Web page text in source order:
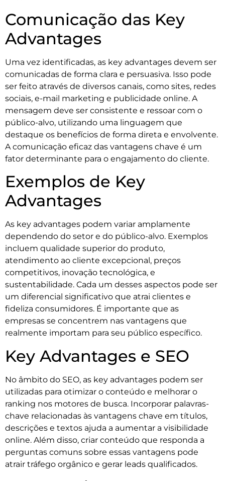
Comunicação das Key
Advantages
Uma vez identificadas, as key advantages devem ser
comunicadas de forma clara e persuasiva. Isso pode
ser feito através de diversos canais, como sites, redes
sociais, e-mail marketing e publicidade online. A
mensagem deve ser consistente e ressoar com o
público-alvo, utilizando uma linguagem que
destaque os benefícios de forma direta e envolvente.
A comunicação eficaz das vantagens chave é um
fator determinante para o engajamento do cliente.
Exemplos de Key
Advantages
As key advantages podem variar amplamente
dependendo do setor e do público-alvo. Exemplos
incluem qualidade superior do produto,
atendimento ao cliente excepcional, preços
competitivos, inovação tecnológica, e
sustentabilidade. Cada um desses aspectos pode ser
um diferencial significativo que atrai clientes e
fideliza consumidores. É importante que as
empresas se concentrem nas vantagens que
realmente importam para seu público específico.
Key Advantages e SEO
No âmbito do SEO, as key advantages podem ser
utilizadas para otimizar o conteúdo e melhorar o
ranking nos motores de busca. Incorporar palavras-
chave relacionadas às vantagens chave em títulos,
descrições e textos ajuda a aumentar a visibilidade
online. Além disso, criar conteúdo que responda a
perguntas comuns sobre essas vantagens pode
atrair tráfego orgânico e gerar leads qualificados.